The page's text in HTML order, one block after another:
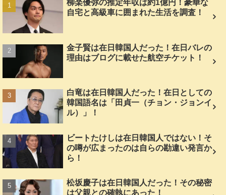
柳楽優弥の推定年収は約1億円！豪華な
自宅と高級車に囲まれた生活を調査！
金子賢は在日韓国人だった！在日バレの
理由はブログに載せた航空チケット！
白竜は在日韓国人だった！在日としての
韓国語名は「田貞一（チョン・ジョンイ
ル）」！
ビートたけしは在日韓国人ではない！そ
の噂が広まったのは自らの勘違い発言か
ら！
松坂慶子は在日韓国人だった！その秘密
は父親との確執にあった！